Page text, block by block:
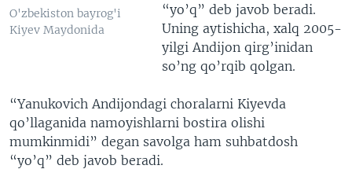
O'zbekiston bayrog'i
Kiyev Maydonida
“yo’q” deb javob beradi.
Uning aytishicha, xalq 2005-
yilgi Andijon qirg’inidan
so’ng qo’rqib qolgan.
“Yanukovich Andijondagi choralarni Kiyevda
qo’llaganida namoyishlarni bostira olishi
mumkinmidi” degan savolga ham suhbatdosh
“yo’q” deb javob beradi.